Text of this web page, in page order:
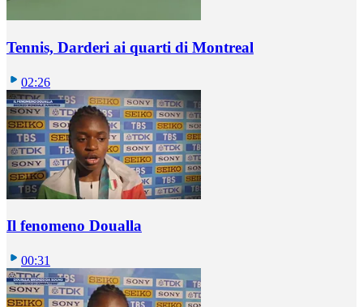
Tennis, Darderi ai quarti di Montreal
02:26
Il fenomeno Doualla
00:31